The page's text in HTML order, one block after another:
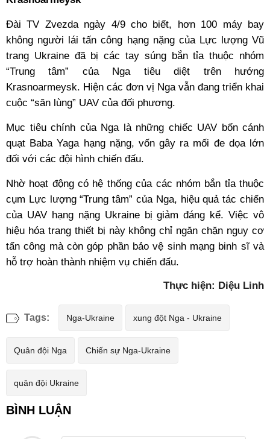
Đài TV Zvezda ngày 4/9 cho biết, hơn 100 máy bay
không người lái tấn công hạng nặng của Lực lượng Vũ
trang Ukraine đã bị các tay súng bắn tỉa thuộc nhóm
“Trung tâm” của Nga tiêu diệt trên hướng
Krasnoarmeysk. Hiện các đơn vị Nga vẫn đang triển khai
cuộc “săn lùng” UAV của đối phương.
Mục tiêu chính của Nga là những chiếc UAV bốn cánh
quạt Baba Yaga hạng nặng, vốn gây ra mối đe dọa lớn
đối với các đội hình chiến đấu.
Nhờ hoạt động có hệ thống của các nhóm bắn tỉa thuộc
cụm Lực lượng “Trung tâm” của Nga, hiệu quả tác chiến
của UAV hạng nặng Ukraine bị giảm đáng kể. Việc vô
hiệu hóa trang thiết bị này không chỉ ngăn chặn nguy cơ
tấn công mà còn góp phần bảo vệ sinh mạng binh sĩ và
hỗ trợ hoàn thành nhiệm vụ chiến đấu.
Thực hiện: Diệu Linh
Tags: Nga-Ukraine xung đột Nga - Ukraine
Quân đội Nga Chiến sự Nga-Ukraine
quân đội Ukraine